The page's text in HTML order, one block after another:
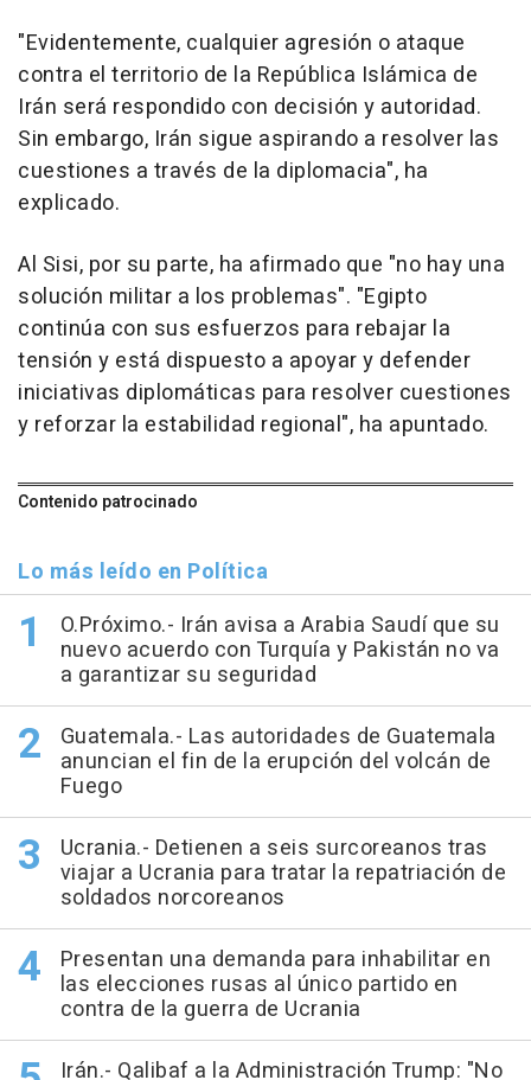
"Evidentemente, cualquier agresión o ataque
contra el territorio de la República Islámica de
Irán será respondido con decisión y autoridad.
Sin embargo, Irán sigue aspirando a resolver las
cuestiones a través de la diplomacia", ha
explicado.
Al Sisi, por su parte, ha afirmado que "no hay una
solución militar a los problemas". "Egipto
continúa con sus esfuerzos para rebajar la
tensión y está dispuesto a apoyar y defender
iniciativas diplomáticas para resolver cuestiones
y reforzar la estabilidad regional", ha apuntado.
Contenido patrocinado
Lo más leído en Política
O.Próximo.- Irán avisa a Arabia Saudí que su
nuevo acuerdo con Turquía y Pakistán no va
a garantizar su seguridad
Guatemala.- Las autoridades de Guatemala
anuncian el fin de la erupción del volcán de
Fuego
Ucrania.- Detienen a seis surcoreanos tras
viajar a Ucrania para tratar la repatriación de
soldados norcoreanos
Presentan una demanda para inhabilitar en
las elecciones rusas al único partido en
contra de la guerra de Ucrania
Irán.- Qalibaf a la Administración Trump: "No